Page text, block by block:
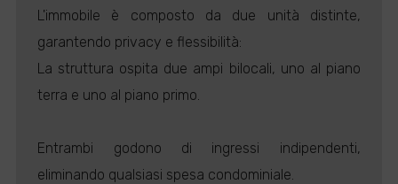
L'immobile è composto da due unità distinte,
garantendo privacy e flessibilità:
La struttura ospita due ampi bilocali, uno al piano
terra e uno al piano primo.
Entrambi godono di ingressi indipendenti,
eliminando qualsiasi spesa condominiale.